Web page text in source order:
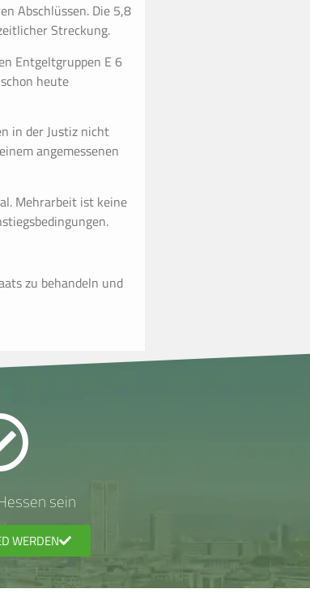
Abschlüssen. Die 5,8
Streckung.
Entgeltgruppen E 6
heute
in der Justiz nicht
angemessenen
Mehrarbeit ist keine
zu behandeln und
sein
WERDEN